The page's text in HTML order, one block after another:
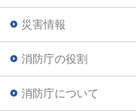
災害情報
消防庁の役割
消防庁について